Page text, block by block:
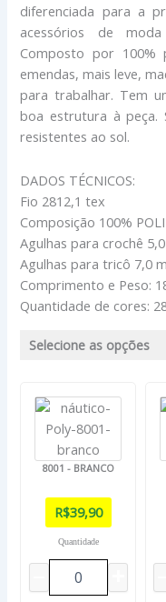
diferenciada para a
acessórios de
Composto por
emendas, mais leve,
para trabalhar. Tem
boa estrutura à peça.
resistentes ao sol.
DADOS TÉCNICOS:
Fio 2812,1 tex
Composição 100%
Agulhas para crochê
Agulhas para tricô 7,0
Comprimento e Peso:
Quantidade de cores:
Selecione as opções
8001 - BRANCO
R$39,90
Quantidade